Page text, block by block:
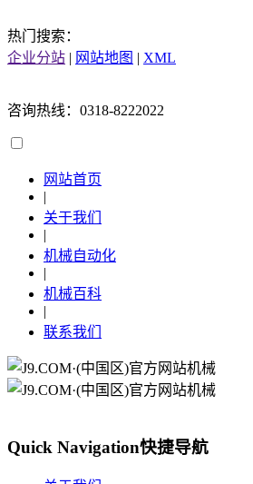
热门搜索：
企业分站 | 网站地图 | XML
咨询热线：0318-8222022
网站首页
|
关于我们
|
机械自动化
|
机械百科
|
联系我们
Quick Navigation快捷导航